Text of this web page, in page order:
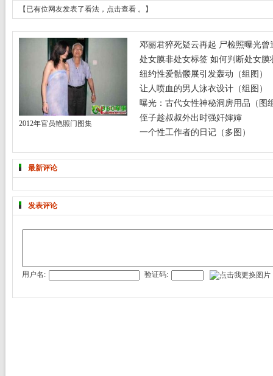
【已有位网友发表了看法， 点击查看 。】
2012年官员艳照门图集
邓丽君猝死疑云再起 尸检照曝光曾
处女膜非处女标签 如何判断处女膜
纽约性爱骷髅展引发轰动（组图）
让人喷血的男人泳衣设计（组图）
曝光：古代女性神秘洞房用品（图
侄子趁叔叔外出时强奸婶婶
一个性工作者的日记（多图）
最新评论
发表评论
用户名: 验证码: